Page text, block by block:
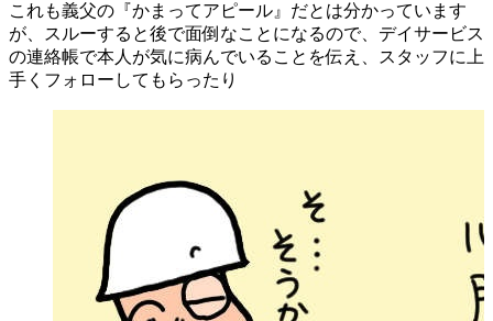
これも義父の『かまってアピール』だとは分かっています
が、スルーすると後で面倒なことになるので、デイサービス
の連絡帳で本人が気に病んでいることを伝え、スタッフに上
手くフォローしてもらったり